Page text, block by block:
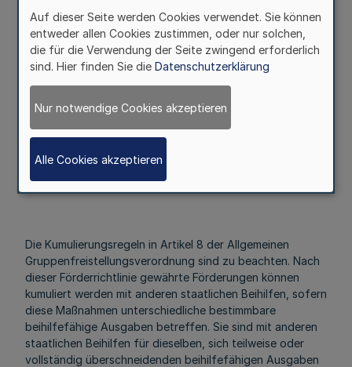
rückzahlbare Zuschüsse.
Höhe der Zuwendung
Die Zuwendung darf die nach europäischen
Beihilferegelungen maximal zulässige Grenze nicht
überschreiten. Die Zuwendung kann bis zu 50 Prozent der
Die Kumulierungsregeln in Artikel 8 der Allgemeinen
Gruppenfreistellungsverordnung sind zu beachten. Nach
dieser Förderrichtlinie gewährte Förderungen können
kumuliert werden mit anderen staatlichen Beihilfen, sofern
diese Maßnahmen unterschiedliche bestimmbare
beihilfefähige Ausgaben betreffen. Sie sind mit anderen
staatlichen Beihilfen für dieselben, sich teilweise oder
vollständig überschneidenden beihilfefähigen Ausgaben
Auf dieser Seite werden Cookies verwendet. Sie können
entweder allen Cookies zustimmen, oder nur solchen,
die für die Verwendung der Seite zwingend erforderlich
sind. Hier finden Sie die Datenschutzerklärung
Nur notwendige Cookies akzeptieren
Alle Cookies akzeptieren